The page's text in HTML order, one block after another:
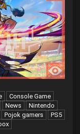
Console Game
News
Nintendo
Pojok gamers
PS5